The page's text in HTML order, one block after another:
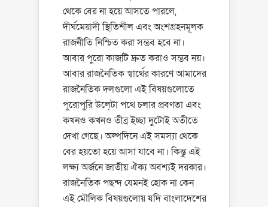
থেকে বের না হয়ে আসতে পারলে,
দীর্ঘমেয়াদী স্থিতিশীল এবং অংশগ্রহনমূলক
রাজনীতি নিশ্চিত করা সম্ভব হবে না।
আবার পুরো কাজটি দ্রুত করাও সম্ভব নয়।
আবার রাজনৈতিক স্বার্থের কারণে আমাদের
রাজনৈতিক দলগুলো এই বিষয়গুলোতে
পুরোপুরি উলে্টা পথে চলার প্রবণতা এবং
কখনও কখনও তীব্র ইচ্ছা দুটোই অতীতে
দেখা গেছে। অল্পদিনে এই সমস্যা থেকে
বের হয়তো হয়ে আসা যাবে না। কিন্তু এই
লক্ষ্য অর্জনে জাতীয় ঐক্য অবশ্যই দরকার।
রাজনৈতিক পছন্দ যেমনই হোক না কেন
এই মৌলিক বিষয়গুলোয় যদি বাংলাদেশের